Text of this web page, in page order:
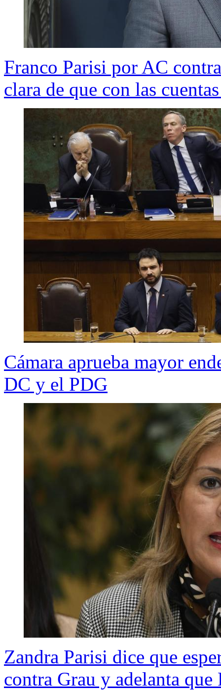
Franco Parisi por AC
clara de que con las
Cámara aprueba mayor
DC y el PDG
Zandra Parisi dice que
contra Grau y adelanta